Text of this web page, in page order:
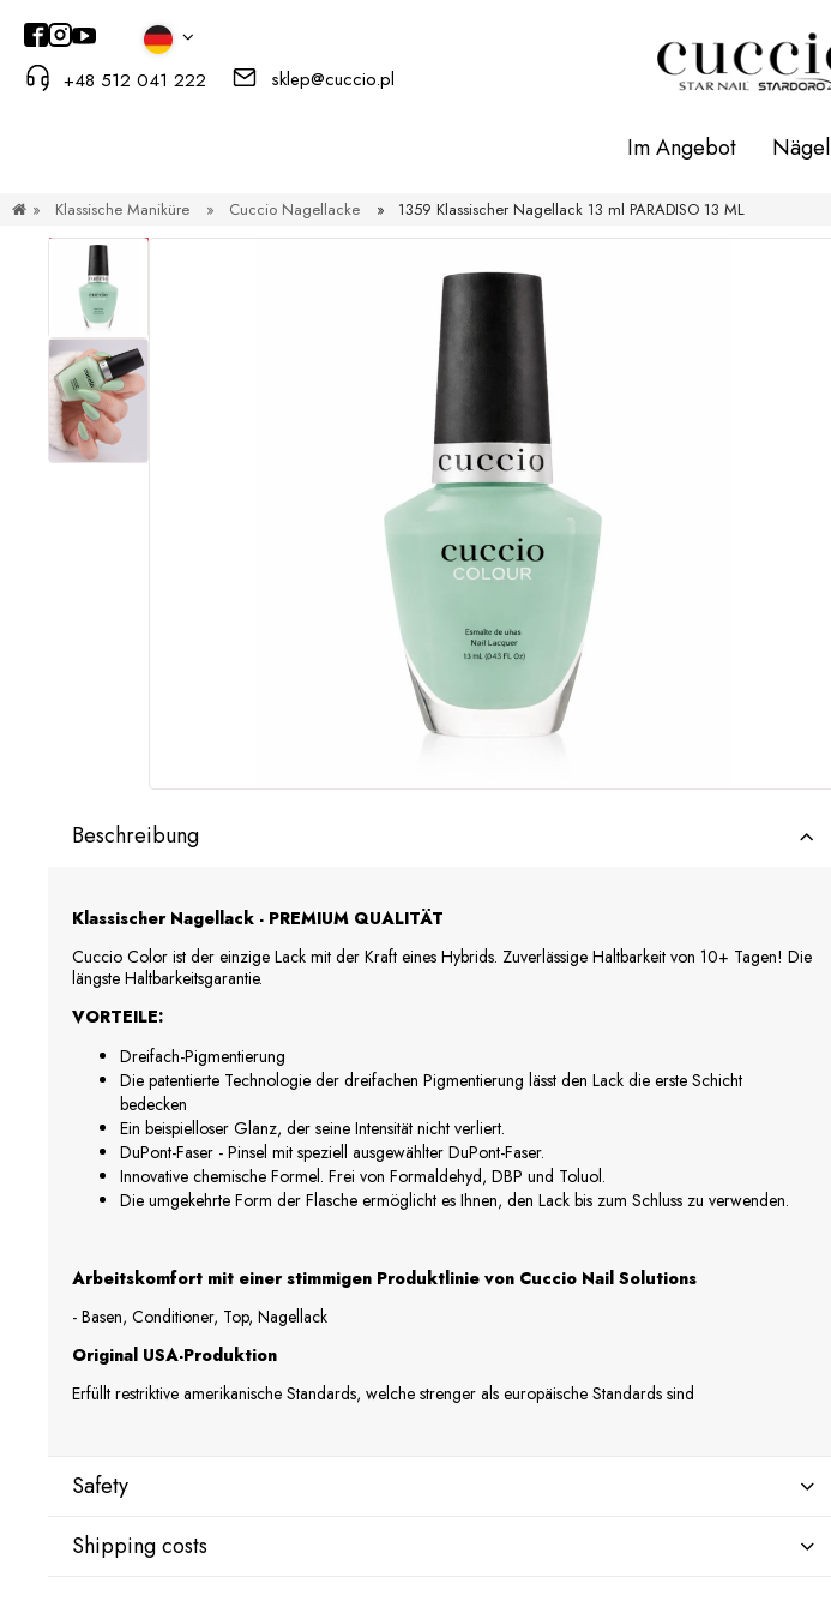
+48 512 041 222 sklep@cuccio.pl
Im Angebot Nägel
» Klassische Maniküre » Cuccio Nagellacke » 1359 Klassischer Nagellack 13 ml PARADISO 13 ML
RABATT
Beschreibung
Klassischer Nagellack - PREMIUM QUALITÄT
Cuccio Color ist der einzige Lack mit der Kraft eines Hybrids. Zuverlässige Haltbarkeit von 10+ Tagen! Die
längste Haltbarkeitsgarantie.
VORTEILE:
Dreifach-Pigmentierung
Die patentierte Technologie der dreifachen Pigmentierung lässt den Lack die erste Schicht
bedecken
Ein beispielloser Glanz, der seine Intensität nicht verliert.
DuPont-Faser - Pinsel mit speziell ausgewählter DuPont-Faser.
Innovative chemische Formel. Frei von Formaldehyd, DBP und Toluol.
Die umgekehrte Form der Flasche ermöglicht es Ihnen, den Lack bis zum Schluss zu verwenden.
Arbeitskomfort mit einer stimmigen Produktlinie von Cuccio Nail Solutions
- Basen, Conditioner, Top, Nagellack
Original USA-Produktion
Erfüllt restriktive amerikanische Standards, welche strenger als europäische Standards sind
Safety
Manufacturer
Shipping costs